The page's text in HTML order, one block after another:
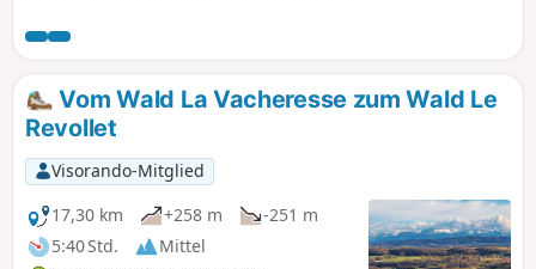
Lichtungen und Feldern. Wenige Straßen und
viele saubere und gut gepflegte Wege, die zu
jeder Jahreszeit sehr angenehm sind.
Vom Wald La Vacheresse zum Wald Le
Revollet
Visorando-Mitglied
17,30 km
+258 m
-251 m
5:40 Std.
Mittel